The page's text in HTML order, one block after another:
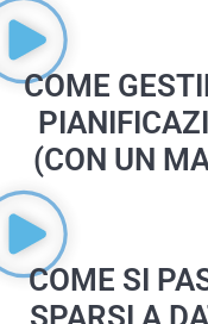
COME
(CON UN
COME SI